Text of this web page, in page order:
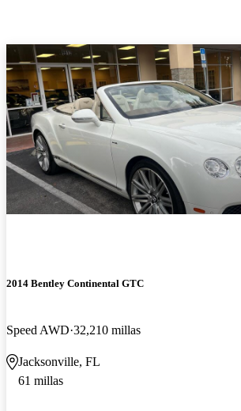
2014 Bentley Continental GTC
Speed AWD 32,210 millas
Jacksonville, FL
61 millas